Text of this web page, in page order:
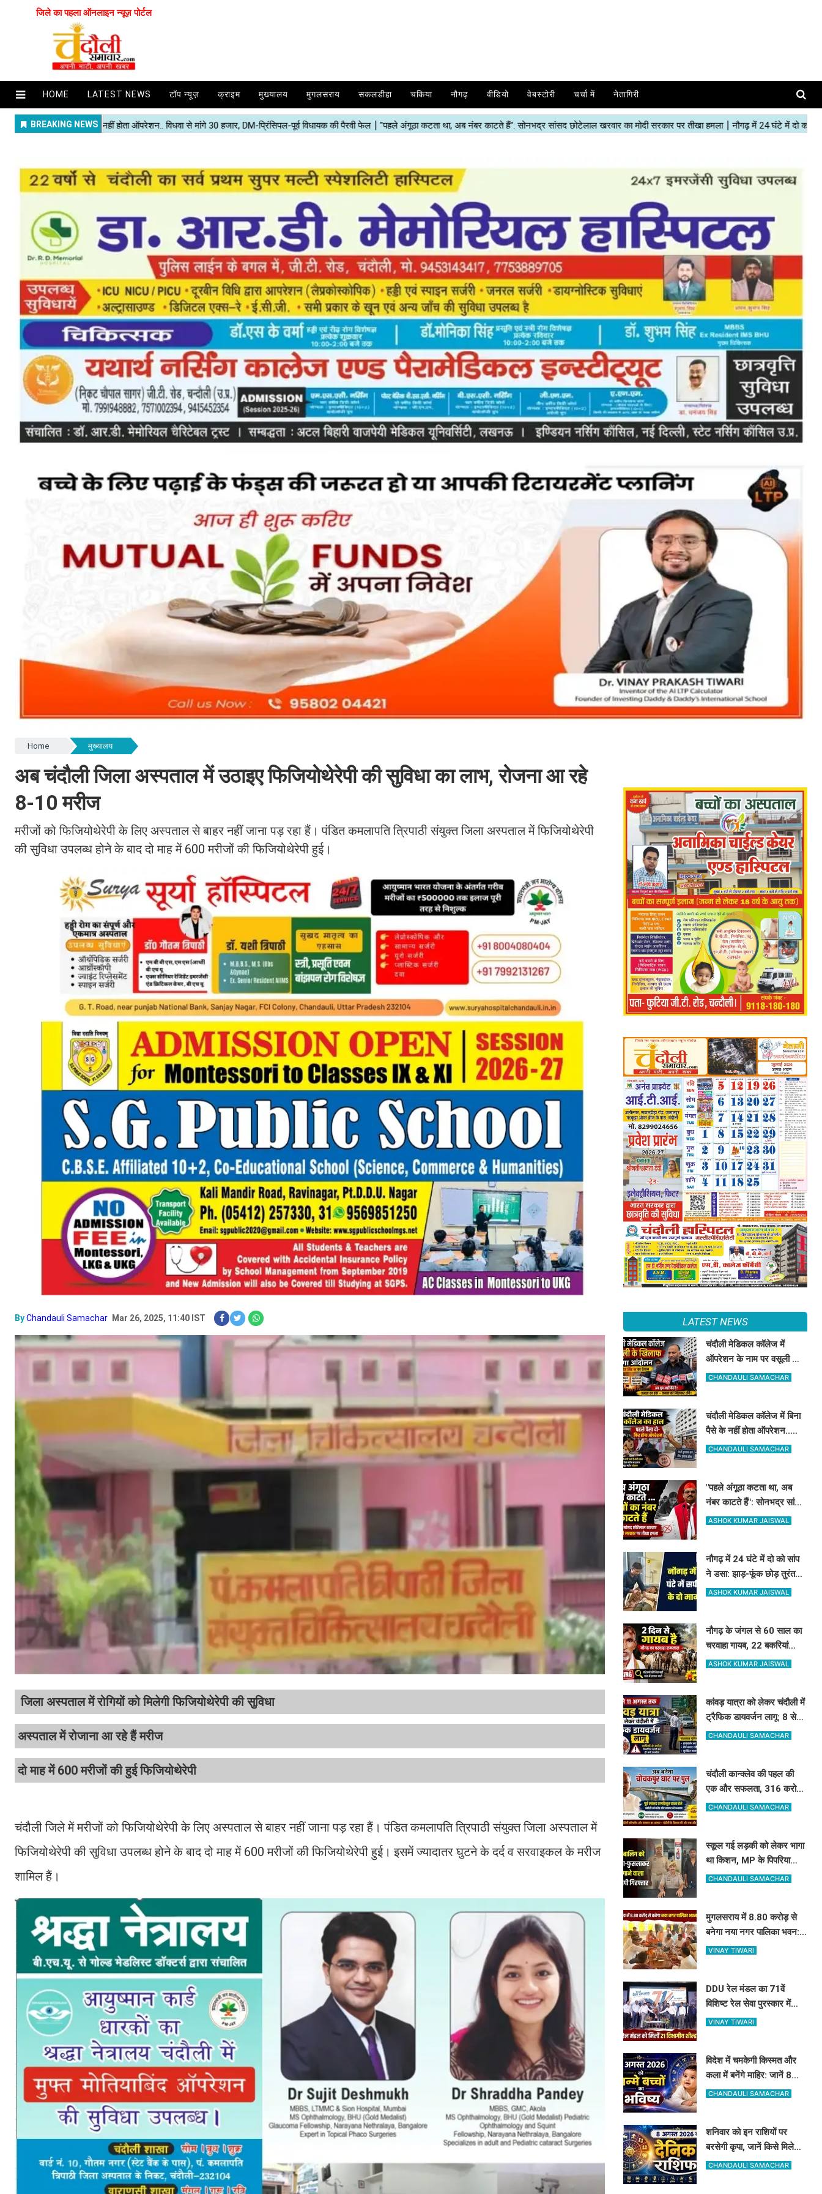
जिले का पहला ऑनलाइन न्यूज़ पोर्टल
HOME LATEST NEWS टॉप न्यूज़ क्राइम मुख्यालय मुगलसराय सकलडीहा चकिया नौगढ़ वीडियो वेबस्टोरी चर्चा में नेतागिरी
Home मुख्यालय
अब चंदौली जिला अस्पताल में उठाइए फिजियोथेरेपी की सुविधा का लाभ, रोजना आ रहे
8-10 मरीज
मरीजों को फिजियोथेरेपी के लिए अस्पताल से बाहर नहीं जाना पड़ रहा हैं। पंडित कमलापति त्रिपाठी संयुक्त जिला अस्पताल में फिजियोथेरेपी
की सुविधा उपलब्ध होने के बाद दो माह में 600 मरीजों की फिजियोथेरेपी हुई।
ByChandauli Samachar Mar 26, 2025, 11:40 IST
जिला अस्पताल में रोगियों को मिलेगी फिजियोथेरेपी की सुविधा
अस्पताल में रोजाना आ रहे हैं मरीज
दो माह में 600 मरीजों की हुई फिजियोथेरेपी
चंदौली जिले में मरीजों को फिजियोथेरेपी के लिए अस्पताल से बाहर नहीं जाना पड़ रहा हैं। पंडित कमलापति त्रिपाठी संयुक्त जिला अस्पताल में
फिजियोथेरेपी की सुविधा उपलब्ध होने के बाद दो माह में 600 मरीजों की फिजियोथेरेपी हुई। इसमें ज्यादातर घुटने के दर्द व सरवाइकल के मरीज
शामिल हैं।
LATEST NEWS
चंदौली मेडिकल कॉलेज में
ऑपरेशन के नाम पर वसूली का
मनोज सिंह डब्लू करेंगे विरोध,
CHANDAULI SAMACHAR
चंदौली मेडिकल कॉलेज में बिना
पैसे के नहीं होता ऑपरेशन..
विधवा से मांगे 30 हजार, DM-
CHANDAULI SAMACHAR
"पहले अंगूठा कटता था, अब
नंबर काटते हैं": सोनभद्र सांसद
छोटेलाल खरवार का मोदी
ASHOK KUMAR JAISWAL
नौगढ़ में 24 घंटे में दो को सांप
ने डसा: झाड़-फूंक छोड़ तुरंत
पहुंचे अस्पताल, सही समय पर
ASHOK KUMAR JAISWAL
नौगढ़ के जंगल से 60 साल का
चरवाहा गायब, 22 बकरियां
अकेले लौटीं घर..आखिर
ASHOK KUMAR JAISWAL
कांवड़ यात्रा को लेकर चंदौली में
ट्रैफिक डायवर्जन लागू: 8 से
11 अगस्त तक बदले रहेंगे ये
CHANDAULI SAMACHAR
चंदौली कान्क्लेव की पहल की
एक और सफलता, 316 करोड़
से गंगा और कर्मनाशा नदी पर
CHANDAULI SAMACHAR
स्कूल गई लड़की को लेकर भागा
था किशन, MP के पिपरिया
स्टेशन से अरेस्ट, लड़की
CHANDAULI SAMACHAR
मुगलसराय में 8.80 करोड़ से
बनेगा नया नगर पालिका भवन:
विधायक रमेश जायसवाल ने
VINAY TIWARI
DDU रेल मंडल का 71वें
विशिष्ट रेल सेवा पुरस्कार में
जलवा: 21 शील्ड पर कब्जा,
VINAY TIWARI
विदेश में चमकेगी किस्मत और
कला में बनेंगे माहिर: जानें 8
अगस्त को जन्मे बच्चों का जीवन
CHANDAULI SAMACHAR
शनिवार को इन राशियों पर
बरसेगी कृपा, जानें किसे मिलेगी
सफलता और किसे सावधानी की
CHANDAULI SAMACHAR